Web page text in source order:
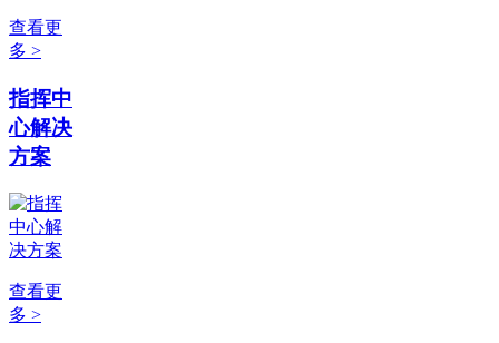
查看更
多 >
指挥中
心解决
方案
查看更
多 >